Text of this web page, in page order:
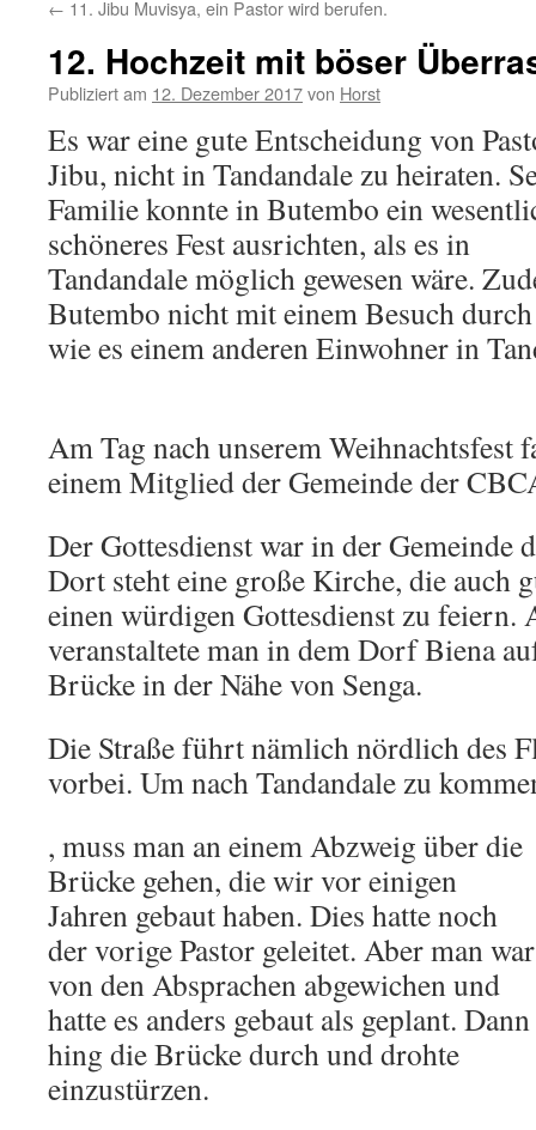
← 11. Jibu Muvisya, ein Pastor wird berufen.
12. Hochzeit mit böser
Publiziert am 12. Dezember 2017von Horst
Es war eine gute Entscheidung von
Jibu, nicht in Tandandale zu heiraten.
Familie konnte in Butembo ein
schöneres Fest ausrichten, als es in
Tandandale möglich gewesen wäre.
Butembo nicht mit einem Besuch
wie es einem anderen Einwohner in
Am Tag nach unserem Weihnachts­fest
einem Mitglied der Gemeinde der
Der Gottesdienst war in der Gemeinde
Dort steht eine große Kirche, die auch
einen würdigen Gottesdienst zu feiern.
veranstaltete man in dem Dorf Biena
Brücke in der Nähe von Senga.
Die Straße führt nämlich nördlich des
vorbei. Um nach Tandandale zu
, muss man an einem Abzweig über die
Brücke gehen, die wir vor einigen
Jahren gebaut haben. Dies hatte noch
der vorige Pastor geleitet. Aber man war
von den Absprachen abgewichen und
hatte es anders gebaut als geplant. Dann
hing die Brücke durch und drohte
einzustürzen.